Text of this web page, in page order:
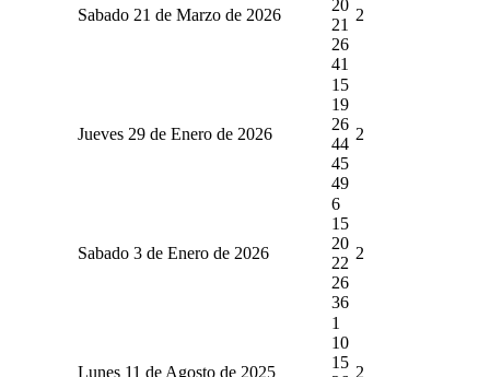
Sabado 21 de Marzo de 2026
20
21
26
41
2
Jueves 29 de Enero de 2026
15
19
26
44
45
49
2
Sabado 3 de Enero de 2026
6
15
20
22
26
36
2
Lunes 11 de Agosto de 2025
1
10
15
2